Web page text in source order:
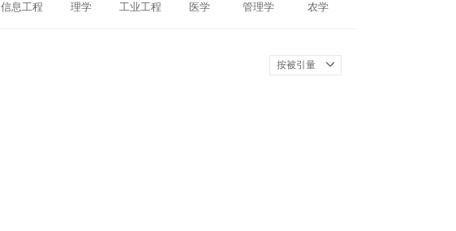
信息工程 理学 工业工程 医学 管理学 农学
按被引量